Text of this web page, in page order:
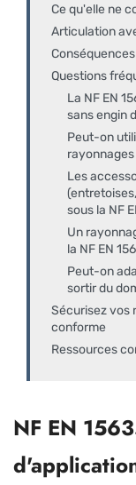
Ce qu'elle ne
Articulation
Questions
La NF EN
sans engin
Peut-on
Les
sous la NF
Un
la NF EN
Peut-on
sortir du
Sécurisez vos
conforme
Ressources
NF EN